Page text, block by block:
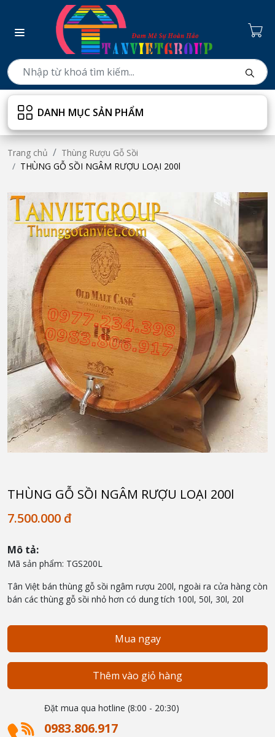
DANH MỤC SẢN PHẨM
Trang chủ
Thùng Rượu Gỗ Sồi
THÙNG GỖ SỒI NGÂM RƯỢU LOẠI 200l
THÙNG GỖ SỒI NGÂM RƯỢU LOẠI 200l
7.500.000 đ
Mô tả:
Mã sản phẩm: TGS200L
Tân Việt bán thùng gỗ sồi ngâm rượu 200l, ngoài ra cửa hàng còn
bán các thùng gỗ sồi nhỏ hơn có dung tích 100l, 50l, 30l, 20l
Mua ngay
Thêm vào giỏ hàng
Đặt mua qua hotline (8:00 - 20:30)
0983.806.917